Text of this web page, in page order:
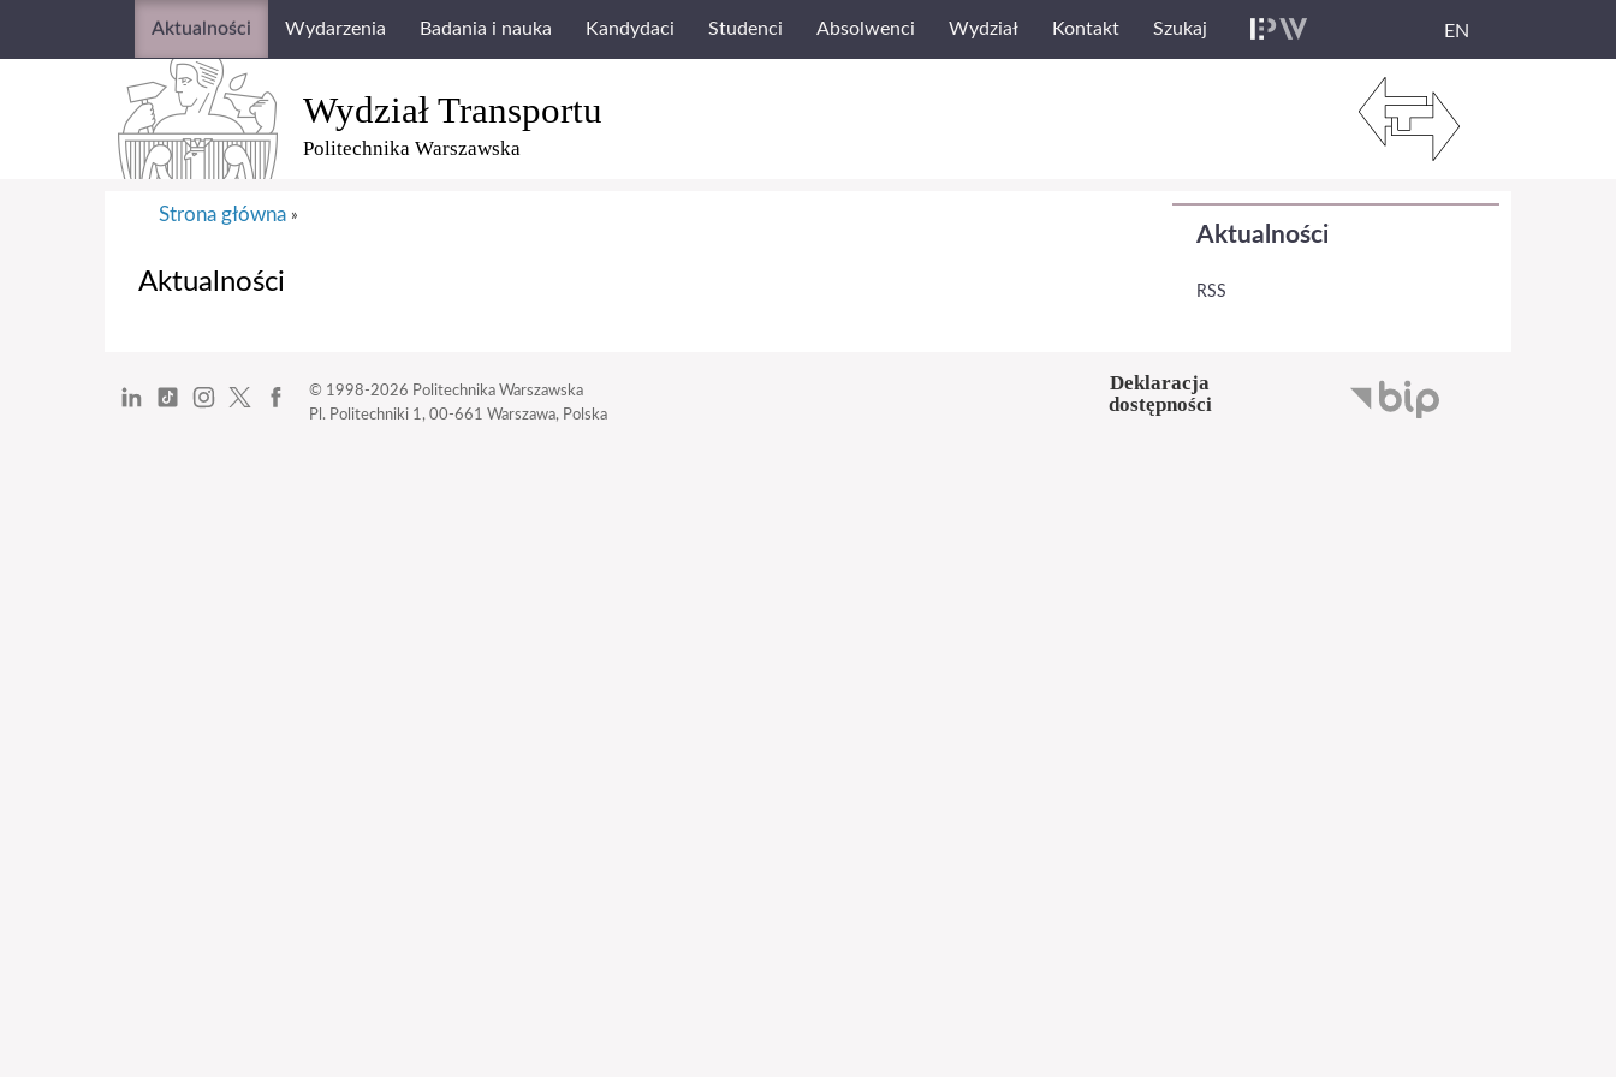
Aktualności Wydarzenia Badania i nauka Kandydaci Studenci Absolwenci Wydział Kontakt Szukaj EN
Wydział Transportu
Politechnika Warszawska
Aktualności
RSS
Strona główna »
Aktualności
© 1998-2026 Politechnika Warszawska
Pl. Politechniki 1, 00-661 Warszawa, Polska
Deklaracja
dostępności